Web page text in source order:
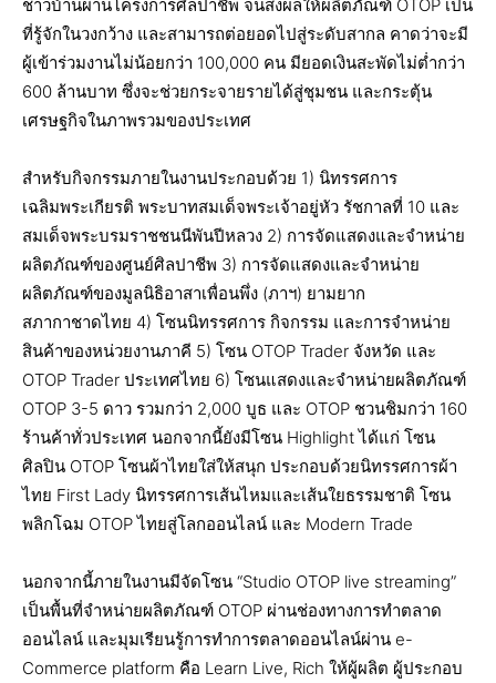
ชาวบ้านผ่านโครงการศิลปาชีพ จนส่งผลให้ผลิตภัณฑ์ OTOP เป็น
ที่รู้จักในวงกว้าง และสามารถต่อยอดไปสู่ระดับสากล คาดว่าจะมี
ผู้เข้าร่วมงานไม่น้อยกว่า 100,000 คน มียอดเงินสะพัดไม่ต่ำกว่า
600 ล้านบาท ซึ่งจะช่วยกระจายรายได้สู่ชุมชน และกระตุ้น
เศรษฐกิจในภาพรวมของประเทศ
สำหรับกิจกรรมภายในงานประกอบด้วย 1) นิทรรศการ
เฉลิมพระเกียรติ พระบาทสมเด็จพระเจ้าอยู่หัว รัชกาลที่ 10 และ
สมเด็จพระบรมราชชนนีพันปีหลวง 2) การจัดแสดงและจำหน่าย
ผลิตภัณฑ์ของศูนย์ศิลปาชีพ 3) การจัดแสดงและจำหน่าย
ผลิตภัณฑ์ของมูลนิธิอาสาเพื่อนพึ่ง (ภาฯ) ยามยาก
สภากาชาดไทย 4) โซนนิทรรศการ กิจกรรม และการจำหน่าย
สินค้าของหน่วยงานภาคี 5) โซน OTOP Trader จังหวัด และ
OTOP Trader ประเทศไทย 6) โซนแสดงและจำหน่ายผลิตภัณฑ์
OTOP 3-5 ดาว รวมกว่า 2,000 บูธ และ OTOP ชวนชิมกว่า 160
ร้านค้าทั่วประเทศ นอกจากนี้ยังมีโซน Highlight ได้แก่ โซน
ศิลปิน OTOP โซนผ้าไทยใส่ให้สนุก ประกอบด้วยนิทรรศการผ้า
ไทย First Lady นิทรรศการเส้นไหมและเส้นใยธรรมชาติ โซน
พลิกโฉม OTOP ไทยสู่โลกออนไลน์ และ Modern Trade
นอกจากนี้ภายในงานมีจัดโซน “Studio OTOP live streaming”
เป็นพื้นที่จำหน่ายผลิตภัณฑ์ OTOP ผ่านช่องทางการทำตลาด
ออนไลน์ และมุมเรียนรู้การทำการตลาดออนไลน์ผ่าน e-
Commerce platform คือ Learn Live, Rich ให้ผู้ผลิต ผู้ประกอบ